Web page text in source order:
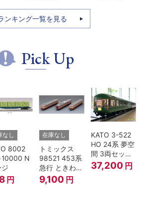
ンキング一覧を見る
Pick Up
なし
8002
10000 N
円
在庫なし
トミックス
98521 453系
急行 ときわ
増結3両セッ
ト Nゲージ
9,100 円
KATO 3-522
HO 24系 夢空
間 3両セット
HOゲージ
37,200 円